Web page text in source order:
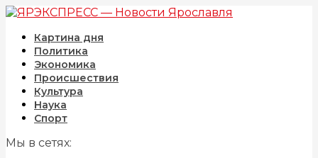
Картина дня
Политика
Экономика
Происшествия
Культура
Наука
Спорт
Мы в сетях: